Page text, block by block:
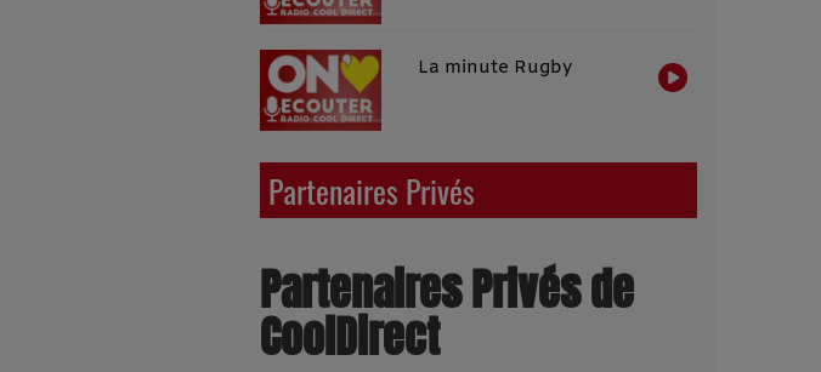
La minute Rugby
Partenaires Privés
Partenaires Privés de
CoolDirect